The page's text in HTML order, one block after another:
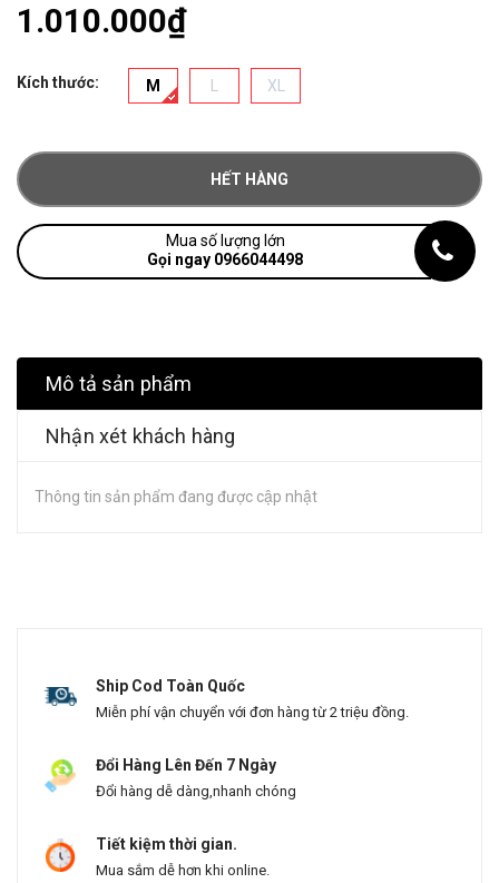
1.010.000₫
Kích thước: M XL
HẾT HÀNG
Mua số lượng lớn
Gọi ngay 0966044498
Mô tả sản phẩm
Nhận xét khách hàng
Thông tin sản phẩm đang được cập nhật
Ship Cod Toàn Quốc
Miễn phí vận chuyển với đơn hàng từ 2 triệu đồng.
Đổi Hàng Lên Đến 7 Ngày
Đổi hàng dễ dàng,nhanh chóng
Tiết kiệm thời gian.
Mua sắm dễ hơn khi online.